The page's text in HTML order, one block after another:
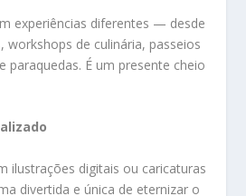
experiências diferentes — desde
workshops de culinária, passeios
paraquedas. É um presente cheio
ilustrações digitais ou caricaturas
divertida e única de eternizar o